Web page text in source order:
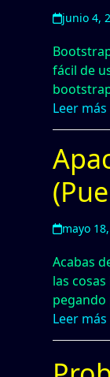
junio 4,
fácil de
Leer más
mayo
Acabas
las
Leer más